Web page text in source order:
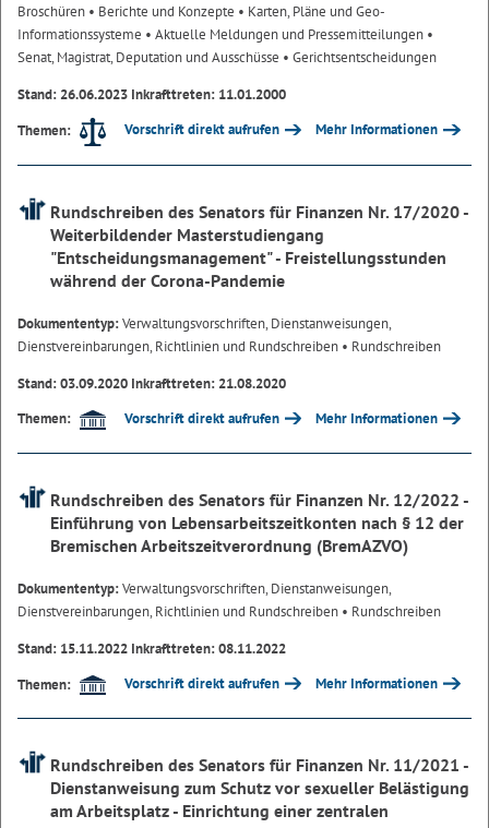
Broschüren • Berichte und Konzepte • Karten, Pläne und Geo-
Informationssysteme • Aktuelle Meldungen und Pressemitteilungen •
Senat, Magistrat, Deputation und Ausschüsse • Gerichtsentscheidungen
Stand: 26.06.2023 Inkrafttreten: 11.01.2000
Themen:
Vorschrift direkt aufrufen Mehr Informationen
Rundschreiben des Senators für Finanzen Nr. 17/2020 -
Weiterbildender Masterstudiengang
"Entscheidungsmanagement" - Freistellungsstunden
während der Corona-Pandemie
Dokumententyp:Verwaltungsvorschriften, Dienstanweisungen,
Dienstvereinbarungen, Richtlinien und Rundschreiben • Rundschreiben
Stand: 03.09.2020 Inkrafttreten: 21.08.2020
Themen:
Vorschrift direkt aufrufen Mehr Informationen
Rundschreiben des Senators für Finanzen Nr. 12/2022 -
Einführung von Lebensarbeitszeitkonten nach § 12 der
Bremischen Arbeitszeitverordnung (BremAZVO)
Dokumententyp:Verwaltungsvorschriften, Dienstanweisungen,
Dienstvereinbarungen, Richtlinien und Rundschreiben • Rundschreiben
Stand: 15.11.2022 Inkrafttreten: 08.11.2022
Themen:
Vorschrift direkt aufrufen Mehr Informationen
Rundschreiben des Senators für Finanzen Nr. 11/2021 -
Dienstanweisung zum Schutz vor sexueller Belästigung
am Arbeitsplatz - Einrichtung einer zentralen